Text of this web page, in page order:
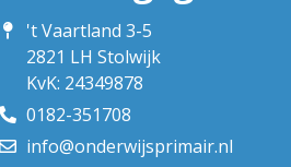
't Vaartland 3-5
2821 LH Stolwijk
KvK: 24349878
0182-351708
info@onderwijsprimair.nl